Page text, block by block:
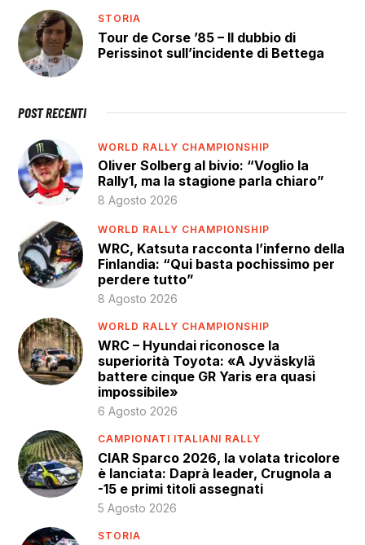
STORIA
Tour de Corse ’85 – Il dubbio di
Perissinot sull’incidente di Bettega
POST RECENTI
WORLD RALLY CHAMPIONSHIP
Oliver Solberg al bivio: “Voglio la
Rally1, ma la stagione parla chiaro”
8 Agosto 2026
WORLD RALLY CHAMPIONSHIP
WRC, Katsuta racconta l’inferno della
Finlandia: “Qui basta pochissimo per
perdere tutto”
8 Agosto 2026
WORLD RALLY CHAMPIONSHIP
WRC – Hyundai riconosce la
superiorità Toyota: «A Jyväskylä
battere cinque GR Yaris era quasi
impossibile»
6 Agosto 2026
CAMPIONATI ITALIANI RALLY
CIAR Sparco 2026, la volata tricolore
è lanciata: Daprà leader, Crugnola a
-15 e primi titoli assegnati
5 Agosto 2026
STORIA